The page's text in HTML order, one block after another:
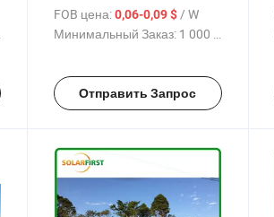
гористых районов
FOB цена: 0,06-0,09 $ / W
Минимальный Заказ: 1 000 W
Отправить Запрос